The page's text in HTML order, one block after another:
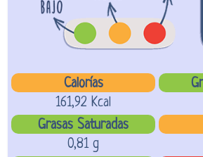
Calorías
161,92 Kcal
Grasas Saturadas
0,81 g